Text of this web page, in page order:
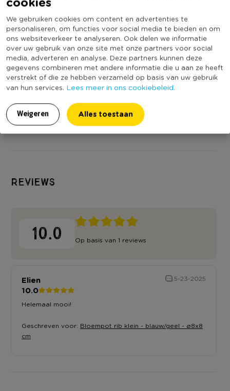
We gebruiken cookies om content en advertenties te
personaliseren, om functies voor social media te bieden en om
ons websiteverkeer te analyseren. Ook delen we informatie
over uw gebruik van onze site met onze partners voor social
media, adverteren en analyse. Deze partners kunnen deze
gegevens combineren met andere informatie die u aan ze heeft
verstrekt of die ze hebben verzameld op basis van uw gebruik
van hun services. Lees meer in ons cookiebeleid.
Weigeren Alles toestaan
Bloempot met
oortjes -
oranje/groen -
Niet online
6,99
Bloempot met
oortjes - rood/roze -
ø10x14.5 cm
Niet online
6,99
Bloempot
oortjes -
Reviews
10.0 Op basis van 1 reviews
Elien 5-23-2025
10.0
Helemaal mooi!
Geschreven voor: Bloempot rib klein - blauw/geel - ø8x8
cm